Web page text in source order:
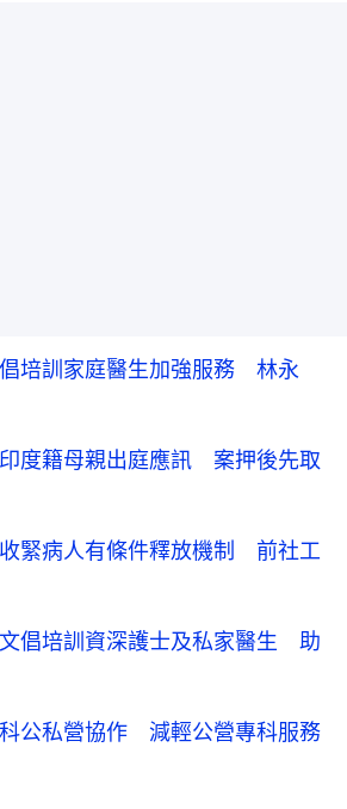
培訓家庭醫生加強服務 林永
度籍母親出庭應訊 案押後先取
緊病人有條件釋放機制 前社工
倡培訓資深護士及私家醫生 助
公私營協作 減輕公營專科服務